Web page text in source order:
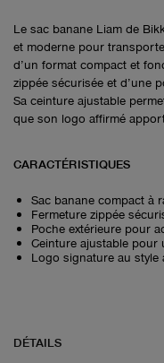
Le sac banane Liam de
et moderne pour
d’un format compact et
zippée sécurisée et d’une
Sa ceinture ajustable
que son logo affirmé
CARACTÉRISTIQUES
Sac banane compact à
Fermeture zippée
Poche extérieure pour
Ceinture ajustable pour
Logo signature au style
DÉTAILS